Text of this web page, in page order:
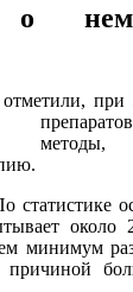
о
статистике
около
минимум
причиной